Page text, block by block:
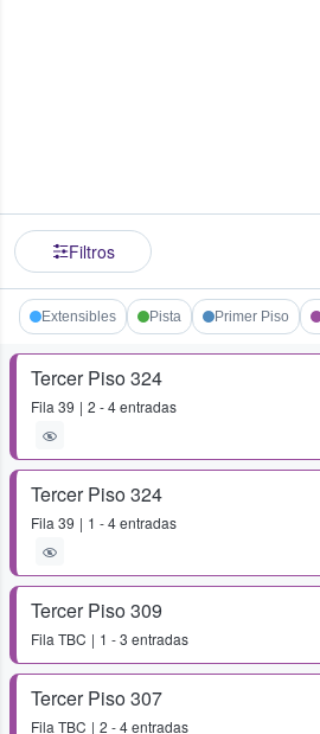
Filtros
Extensibles Pista Primer Piso
Tercer Piso 324
Fila 39 2 - 4 entradas
Tercer Piso 324
Fila 39 1 - 4 entradas
Tercer Piso 309
Fila TBC 1 - 3 entradas
Tercer Piso 307
Fila TBC 2 - 4 entradas